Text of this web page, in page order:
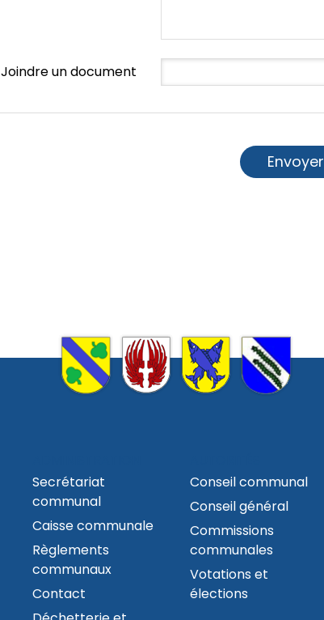
Joindre un document
Envoyer
Secrétariat
communal
Caisse communale
Règlements
communaux
Contact
Conseil communal
Conseil général
Commissions
communales
Votations et
élections